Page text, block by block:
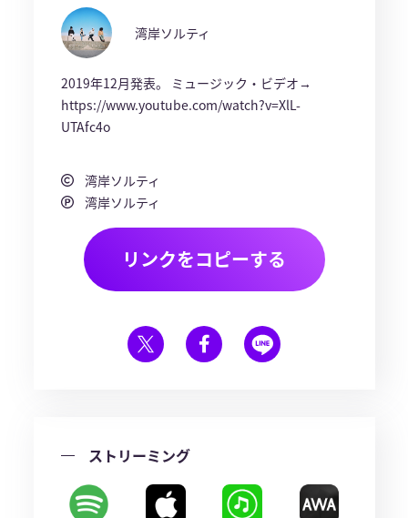
湾岸ソルティ
2019年12月発表。 ミュージック・ビデオ→
https://www.youtube.com/watch?v=XlL-
UTAfc4o
湾岸ソルティ
湾岸ソルティ
リンクをコピーする
ストリーミング